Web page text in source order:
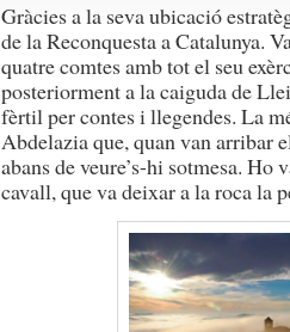
Gràcies a la seva ubicació
de la Reconquesta a Catalunya.
quatre comtes amb tot el seu
posteriorment a la caiguda de
fèrtil per contes i llegendes. La
Abdelazia que, quan van arribar
abans de veure’s-hi sotmesa.
cavall, que va deixar a la roca la